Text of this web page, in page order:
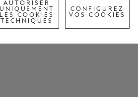
AUTORISER
UNIQUEMENT
LES COOKIES
TECHNIQUES
CONFIGUREZ
VOS COOKIES